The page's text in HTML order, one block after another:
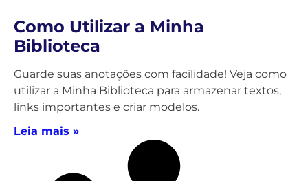
Como Utilizar a Minha
Biblioteca
Guarde suas anotações com facilidade! Veja como
utilizar a Minha Biblioteca para armazenar textos,
links importantes e criar modelos.
Leia mais »